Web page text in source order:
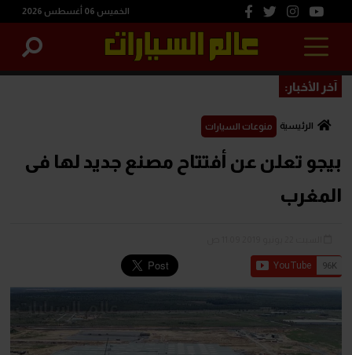
الخميس 06 أغسطس 2026
آخر الأخبار:
الرئيسية منوعات السيارات
بيجو تعلن عن أفتتاح مصنع جديد لها فى
المغرب